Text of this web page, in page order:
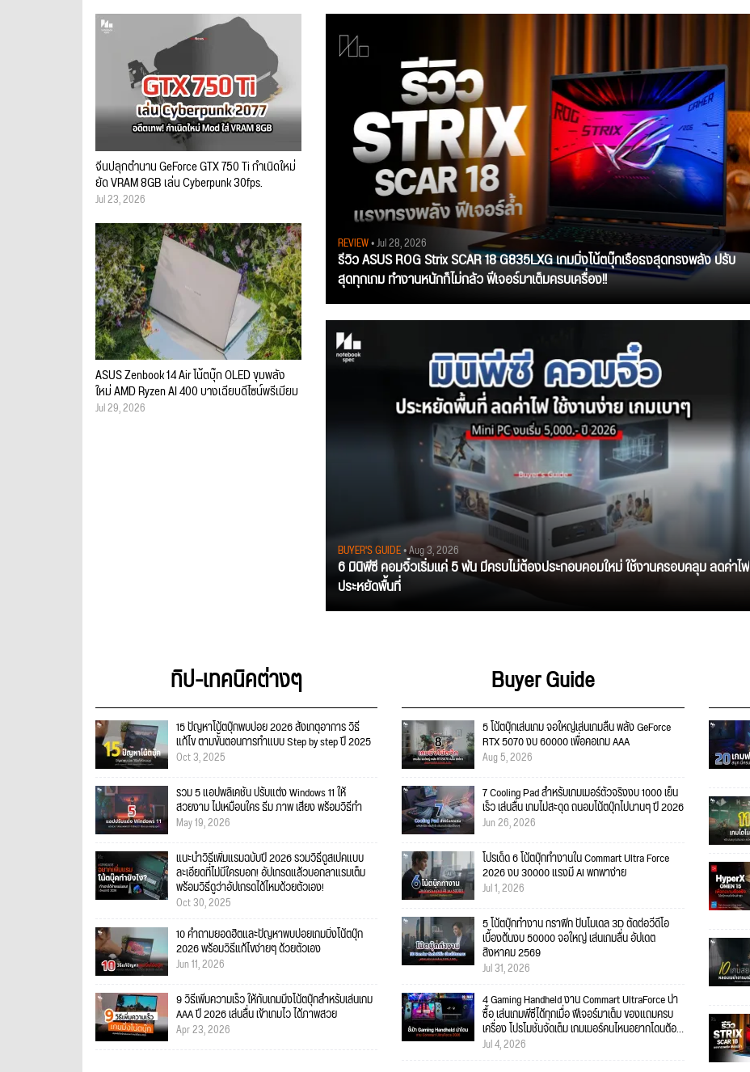
REVIEW• Jul 28, 2026
รีวิว ASUS ROG Strix SCAR 18 G835LXG เกมมิ่งโน้ตบุ๊กเรือธงสุดทรงพลัง ปรับ
สุดทุกเกม ทำงานหนักก็ไม่กลัว ฟีเจอร์มาเต็มครบเครื่อง!!
BUYER'S GUIDE• Aug 3, 2026
6 มินิพีซี คอมจิ๋วเริ่มแค่ 5 พัน มีครบไม่ต้องประกอบคอมใหม่ ใช้งานครอบคลุม ลดค่าไฟ
ประหยัดพื้นที่
จีนปลุกตำนาน GeForce GTX 750 Ti กำเนิดใหม่
ยัด VRAM 8GB เล่น Cyberpunk 30fps.
Jul 23, 2026
ASUS Zenbook 14 Air โน้ตบุ๊ก OLED ขุมพลัง
ใหม่ AMD Ryzen AI 400 บางเฉียบดีไซน์พรีเมียม
Jul 29, 2026
ทิป-เทคนิคต่างๆ
15 ปัญหาโน้ตบุ๊กพบบ่อย 2026 สังเกตุอาการ วิธี
แก้ไข ตามขั้นตอนการทำแบบ Step by step ปี 2025
Oct 3, 2025
รวม 5 แอปพลิเคชัน ปรับแต่ง Windows 11 ให้
สวยงาม ไม่เหมือนใคร ธีม ภาพ เสียง พร้อมวิธีทำ
May 19, 2026
แนะนำวิธีเพิ่มแรมฉบับปี 2026 รวมวิธีดูสเปคแบบ
ละเอียดที่ไม่มีใครบอก! อัปเกรดแล้วบอกลาแรมเต็ม
พร้อมวิธีดูว่าอัปเกรดได้ไหมด้วยตัวเอง!
Oct 30, 2025
10 คำถามยอดฮิตและปัญหาพบบ่อยเกมมิ่งโน้ตบุ๊ก
2026 พร้อมวิธีแก้ไขง่ายๆ ด้วยตัวเอง
Jun 11, 2026
9 วิธีเพิ่มความเร็ว ให้กับเกมมิ่งโน้ตบุ๊กสำหรับเล่นเกม
AAA ปี 2026 เล่นลื่น เข้าเกมไว ได้ภาพสวย
Apr 23, 2026
Buyer Guide
5 โน้ตบุ๊กเล่นเกม จอใหญ่เล่นเกมลื่น พลัง GeForce
RTX 5070 งบ 60000 เพื่อคอเกม AAA
Aug 5, 2026
7 Cooling Pad สำหรับเกมเมอร์ตัวจริงงบ 1000 เย็น
เร็ว เล่นลื่น เกมไม่สะดุด ถนอมโน้ตบุ๊กไปนานๆ ปี 2026
Jun 26, 2026
โปรเด็ด 6 โน้ตบุ๊กทำงานใน Commart Ultra Force
2026 งบ 30000 แรงมี AI พกพาง่าย
Jul 1, 2026
5 โน้ตบุ๊กทำงาน กราฟิก ปั้นโมเดล 3D ตัดต่อวีดีโอ
เบื้องต้นงบ 50000 จอใหญ่ เล่นเกมลื่น อัปเดต
สิงหาคม 2569
Jul 31, 2026
4 Gaming Handheld งาน Commart UltraForce น่า
ซื้อ เล่นเกมพีซีได้ทุกเมื่อ ฟีเจอร์มาเต็ม ของแถมครบ
เครื่อง โปรโมชั่นจัดเต็ม เกมเมอร์คนไหนอยากโดนต้อง
จัด!
Jul 4, 2026